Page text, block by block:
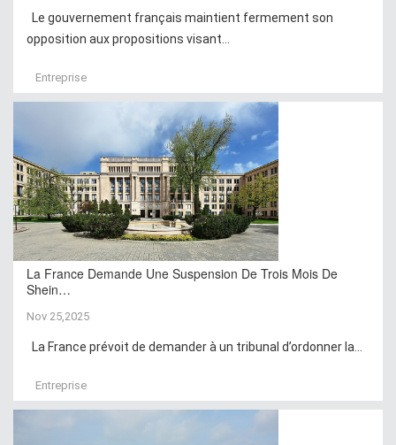
Le gouvernement français maintient fermement son
opposition aux propositions visant...
Entreprise
La France Demande Une Suspension De Trois Mois De
Shein…
Nov 25,2025
La France prévoit de demander à un tribunal d’ordonner la...
Entreprise